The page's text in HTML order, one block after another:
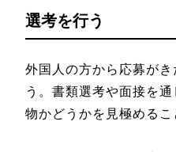
選考を行う
外国人の方から応募が
う。書類選考や面接を
物かどうかを見極めるこ